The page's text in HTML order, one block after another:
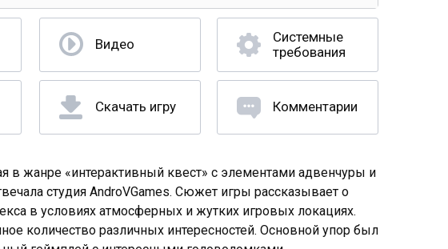
Видео
Системные
требования
Скачать игру Комментарии
в жанре «интерактивный квест» с элементами адвенчуры и
студия AndroVGames. Сюжет игры рассказывает о
в условиях атмосферных и жутких игровых локациях.
количество различных интересностей. Основной упор был